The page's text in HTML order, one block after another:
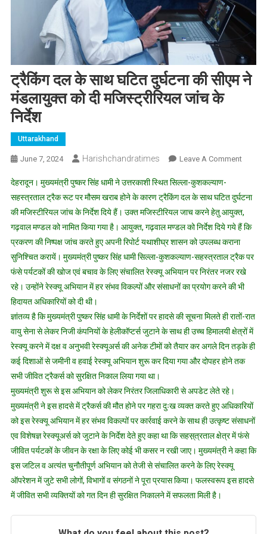
ट्रैकिंग दल के साथ घटित दुर्घटना की सीएम ने
मंडलायुक्त को दी मजिस्ट्रीरियल जांच के
निर्देश
Uttarakhand
June 7, 2024 Harishchandratimes Leave A CommentOn
के
साथ
घटित
की
सीएम
ने
दी
जांच
के
देहरादून। मुख्यमंत्री पुष्कर सिंह धामी ने उत्तरकाशी स्थित सिल्ला-कुशकल्याण-
सहस्त्रताल ट्रैक रूट पर मौसम खराब होने के कारण ट्रैकिंग दल के साथ घटित दुर्घटना
की मजिस्टीरियल जांच के निर्देश दिये हैं। उक्त मजिस्टीरियल जाच करने हेतु आयुक्त,
गढ़वाल मण्डल को नामित किया गया है। आयुक्त, गढ़वाल मण्डल को निर्देश दिये गये हैं कि
प्रकरण की निष्पक्ष जांच करते हुए अपनी रिपोर्ट यथाशीघ्र शासन को उपलब्ध कराना
सुनिश्चित करायें। मुख्यमंत्री पुष्कर सिंह धामी सिल्ला-कुशकल्याण-सहस्त्रताल ट्रैक पर
फंसे पर्यटकों की खोज एवं बचाव के लिए संचालित रेस्क्यू अभियान पर निरंतर नजर रखे
रहे। उन्होंने रेस्क्यू अभियान में हर संभव विकल्पों और संसाधनों का प्रयोग करने की भी
हिदायत अधिकारियों को दी थी।
ज्ञांतव्य है कि मुख्यमंत्री पुष्कर सिंह धामी के निर्देशों पर हादसे की सूचना मिलते ही रातों-रात
वायु सेना से लेकर निजी कंपनियों के हेलीकॉप्टर्स जुटाने के साथ ही उच्च हिमालयी क्षेत्रों में
रेस्क्यू करने में दक्ष व अनुभवी रेस्क्यूअर्स की अनेक टीमों को तैयार कर अगले दिन तड़के ही
कई दिशाओं से जमीनी व हवाई रेस्क्यू अभियान शुरू कर दिया गया और दोपहर होने तक
सभी जीवित ट्रैकर्स को सुरक्षित निकाल लिया गया था।
मुख्यमंत्री शुरू से इस अभियान को लेकर निरंतर जिलाधिकारी से अपडेट लेते रहे।
मुख्यमंत्री ने इस हादसे में ट्रैकर्स की मौत होने पर गहरा दुःख व्यक्त करते हुए अधिकारियों
को इस रेस्क्यू अभियान में हर संभव विकल्पों पर कार्रवाई करने के साथ ही उत्कृष्ट संसाधनों
एव विशेषज्ञ रेस्क्यूअर्स को जुटाने के निर्देश देते हुए कहा था कि सहस़्त्रताल क्षेत्र में फंसे
जीवित पर्यटकों के जीवन के रक्षा के लिए कोई भी कसर न रखी जाए। मुख्यमंत्री ने कहा कि
इस जटिल व अत्यंत चुनौतीपूर्ण अभियान को तेजी से संचालित करने के लिए रेस्क्यू
ऑपरेशन में जुटे सभी लोगों, विभागों व संगठनों ने पूरा प्रयास किया। फलस्वरूप इस हादसे
में जीवित सभी व्यक्तियों को गत दिन ही सुरक्षित निकालने में सफलता मिली है।